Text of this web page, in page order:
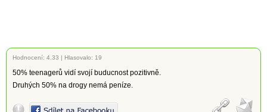
Hodnocení: 4.33 | Hlasovalo: 19
50% teenagerů vidí svojí buducnost pozitivně.
Druhých 50% na drogy nemá peníze.